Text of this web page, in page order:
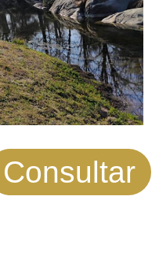
Consultar